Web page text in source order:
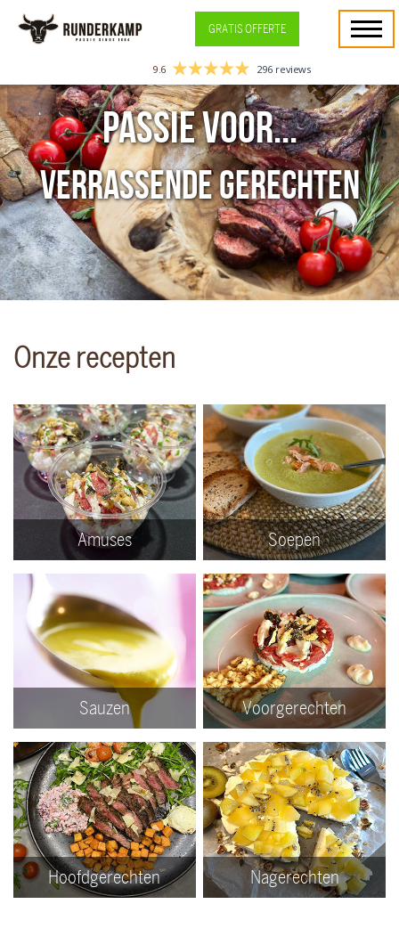
GRATIS OFFERTE
9.6 296 reviews
Passie voor...
verrassende gerechten
Onze recepten
Amuses Soepen
Sauzen Voorgerechten
Hoofdgerechten Nagerechten